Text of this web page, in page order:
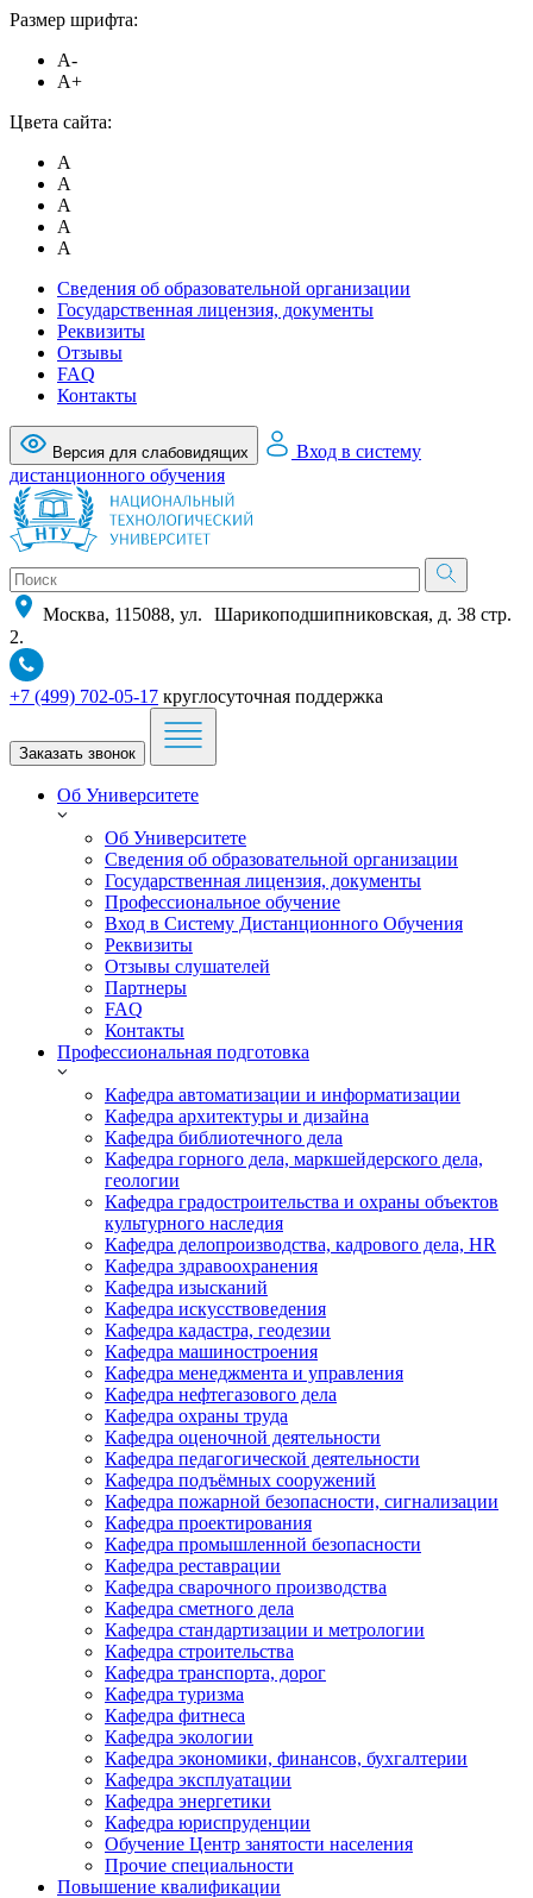
Размер шрифта:
A-
A+
Цвета сайта:
A
A
A
A
A
Сведения об образовательной организации
Государственная лицензия, документы
Реквизиты
Отзывы
FAQ
Контакты
Версия для слабовидящих
Вход в систему
дистанционного обучения
Москва, 115088, ул. Шарикоподшипниковская, д. 38 стр.
2.
+7 (499) 702-05-17 круглосуточная поддержка
Заказать звонок
Об Университете
Об Университете
Сведения об образовательной организации
Государственная лицензия, документы
Профессиональное обучение
Вход в Систему Дистанционного Обучения
Реквизиты
Отзывы слушателей
Партнеры
FAQ
Контакты
Профессиональная подготовка
Кафедра автоматизации и информатизации
Кафедра архитектуры и дизайна
Кафедра библиотечного дела
Кафедра горного дела, маркшейдерского дела,
геологии
Кафедра градостроительства и охраны объектов
культурного наследия
Кафедра делопроизводства, кадрового дела, HR
Кафедра здравоохранения
Кафедра изысканий
Кафедра искусствоведения
Кафедра кадастра, геодезии
Кафедра машиностроения
Кафедра менеджмента и управления
Кафедра нефтегазового дела
Кафедра охраны труда
Кафедра оценочной деятельности
Кафедра педагогической деятельности
Кафедра подъёмных сооружений
Кафедра пожарной безопасности, сигнализации
Кафедра проектирования
Кафедра промышленной безопасности
Кафедра реставрации
Кафедра сварочного производства
Кафедра сметного дела
Кафедра стандартизации и метрологии
Кафедра строительства
Кафедра транспорта, дорог
Кафедра туризма
Кафедра фитнеса
Кафедра экологии
Кафедра экономики, финансов, бухгалтерии
Кафедра эксплуатации
Кафедра энергетики
Кафедра юриспруденции
Обучение Центр занятости населения
Прочие специальности
Повышение квалификации